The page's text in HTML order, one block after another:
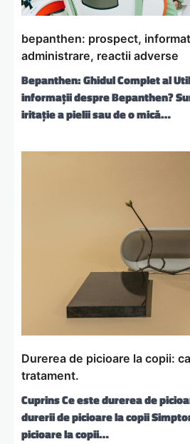
bepanthen: prospect,
administrare, reactii adverse
Bepanthen: Ghidul Complet al
informații despre Bepanthen?
iritație a pielii sau de o mică…
Durerea de picioare la copii:
tratament.
Cuprins Ce este durerea de
durerii de picioare la copii
picioare la copii…